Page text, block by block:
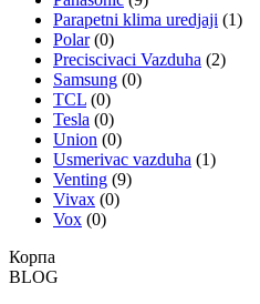
Parapetni klima uredjaji (1)
Polar (0)
Preciscivaci Vazduha (2)
Samsung (0)
TCL (0)
Tesla (0)
Union (0)
Usmerivac vazduha (1)
Venting (9)
Vivax (0)
Vox (0)
Корпа
BLOG